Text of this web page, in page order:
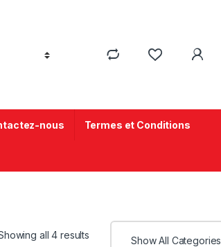
nous Termes et Conditions
all 4 results Show All Categories